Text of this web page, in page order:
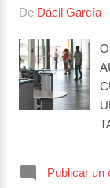
-
De Dácil García -
Publicar un